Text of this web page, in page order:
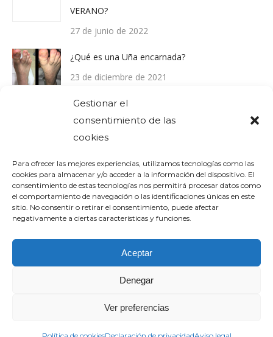
Gestionar el
consentimiento de las
cookies
Para ofrecer las mejores experiencias, utilizamos tecnologías como las
cookies para almacenar y/o acceder a la información del dispositivo. El
consentimiento de estas tecnologías nos permitirá procesar datos como
el comportamiento de navegación o las identificaciones únicas en este
sitio. No consentir o retirar el consentimiento, puede afectar
negativamente a ciertas características y funciones.
Aceptar
Denegar
Ver preferencias
VERANO?
27 de junio de 2022
¿Qué es una Uña encarnada?
23 de diciembre de 2021
Comentarios recientes
Footer